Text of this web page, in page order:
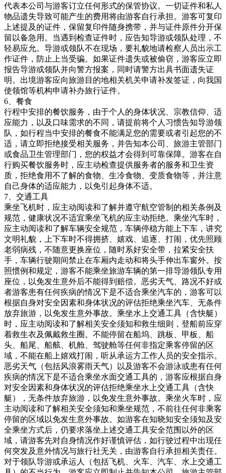
代表本公司与游客订立任何形式的保管协议。一切证件和私人
物品遗失导致可能产生的费用将由游客自行承担。游客可复印
上述提及的证件，保留复印件随身携带，并与证件原件分开保
留以备急用。当遇到检查证件时，应告知导游或领队处理，不
轻易应允。导游或领队不在现场，要礼貌地请检察人员出示工
作证件，防止上当受骗。如果证件遗失或被偷窃，游客应立即
报告导游或领队并向警方报案，同时请警方出具书面遗失证
明。出境游客应向旅游目的地相关机关申请补发签证，向我国
使领馆等机构申请补办旅行证件。
6、餐食
行程中安排的餐饮服务，由于个人的身体状况、宗教信仰、适
应能力，以及口味需求的不同，请提前将个人习惯告知导游领
队，如行程当中安排的餐食不能满足您的需要或者引起您的不
适，请立即拒绝接受相关服务，并告知本公司、旅游主管部门
或食品卫生管理部门，您的权益才会得到可靠保障。游客在自
行购买餐饮服务时，应主动检查提供服务者的服务和卫生资
质，拒绝食用不了解的食物、生冷食物、变质食物等，并注意
自己身体的适应能力，以免引起身体不适。
7、交通工具
乘坐飞机时，应主动阅读和了解并遵守航空管制的相关条例及
规范，健康状况不适宜乘坐飞机的应主动拒绝。乘坐汽车时，
应主动阅读和了解车辆安全规范，车辆停稳方能上下车，讲究
文明礼貌，上下车时不得拥挤、嬉戏、追逐、打闹，优先照顾
老弱病残，不随意更换座位，随时系好安全带，拉紧安全扶
手，车辆行驶期间禁止在车厢内走动和将头手伸出车窗外。按
照惯例和规定，游客不能乘坐旅游车辆的第一排导游领队专用
座位，以免发生意外后不能得到赔偿。恶劣天气、路况不好或
者游客患有任何疾病的情况下是不适合乘坐汽车的，游客可以
根据自身对安全因素和身体状况的评估拒绝乘坐汽车、无条件
放弃旅游，以免发生意外事故。乘坐水上交通工具（含快艇）
时，应主动阅读和了解相关安全须知和救生细则，登船前应穿
着救生衣及佩戴救生圈。不能停留在船坞、跳板、甲板、船
头、船尾、船舷、机舱、驾驶舱等任何非指定乘客停留的区
域，不能在船上嬉戏打闹，听从承运方工作人员的安全指示。
恶劣天气（包括风浪雾雨天气）以及游客不会游泳或患有任何
疾病的情况下是不适合乘坐水面交通工具的，游客应根据自身
对安全因素和身体状况的评估拒绝乘坐水上交通工具（含快
艇），无条件放弃旅游，以免发生意外事故。乘坐火车时，应
主动阅读和了解相关安全须知和乘坐规范，不前往任何非乘客
停留的区域以免发生意外事故。如游客在知晓知安全须知及安
全乘坐方式后，仍要求落坐上述交通工具安全范围以外的区
域，请游客先对自身情况作好谨慎评估，如行驶过程中出现任
何突发及意外情况与旅行社无关，由游客自行承担相关责任。
对于领队导游或承运人（包括飞机、火车、汽车、水上交通工